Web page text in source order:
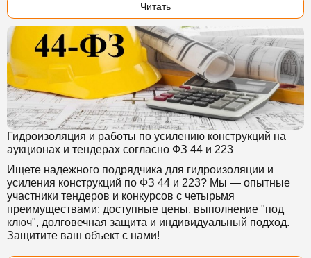
Читать
Гидроизоляция и работы по усилению конструкций на
аукционах и тендерах согласно ФЗ 44 и 223
Ищете надежного подрядчика для гидроизоляции и
усиления конструкций по ФЗ 44 и 223? Мы — опытные
участники тендеров и конкурсов с четырьмя
преимуществами: доступные цены, выполнение "под
ключ", долговечная защита и индивидуальный подход.
Защитите ваш объект с нами!